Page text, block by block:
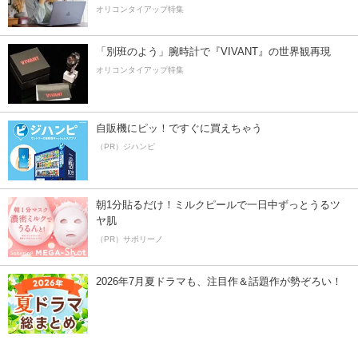
オリコンタイアップ特集
「別班のよう」腕時計で『VIVANT』の世界観再現
オリコンタイアップ特集
自販機にピッ！ですぐに買えちゃう
（PR）ジハンピ
朝1分貼るだけ！ミルクピールで一日中ずっとうるツ
ヤ肌
（PR）サボリーノ
2026年7月夏ドラマも、注目作＆話題作が勢ぞろい！